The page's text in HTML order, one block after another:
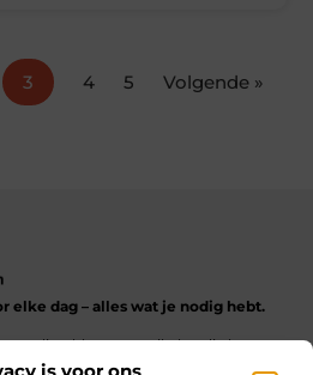
is voor ons
3 4 5 Volgende »
elke dag – alles wat je nodig hebt.
blogs en artikelen die het
verkennen, van praktische